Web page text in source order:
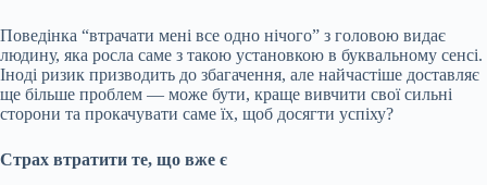
Поведінка “втрачати мені все одно нічого” з головою видає
людину, яка росла саме з такою установкою в буквальному сенсі.
Іноді ризик призводить до збагачення, але найчастіше доставляє
ще більше проблем — може бути, краще вивчити свої сильні
сторони та прокачувати саме їх, щоб досягти успіху?
Страх втратити те, що вже є